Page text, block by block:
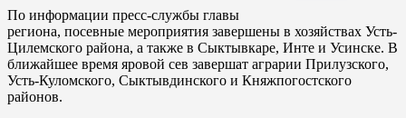
По информации пресс-службы главы
региона, посевные мероприятия завершены в хозяйствах Усть-
Цилемского района, а также в Сыктывкаре, Инте и Усинске. В
ближайшее время яровой сев завершат аграрии Прилузского,
Усть-Куломского, Сыктывдинского и Княжпогостского
районов.